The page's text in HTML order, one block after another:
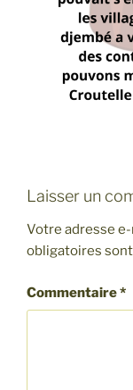
Laisser un
Votre adresse
obligatoires
Commentaire*